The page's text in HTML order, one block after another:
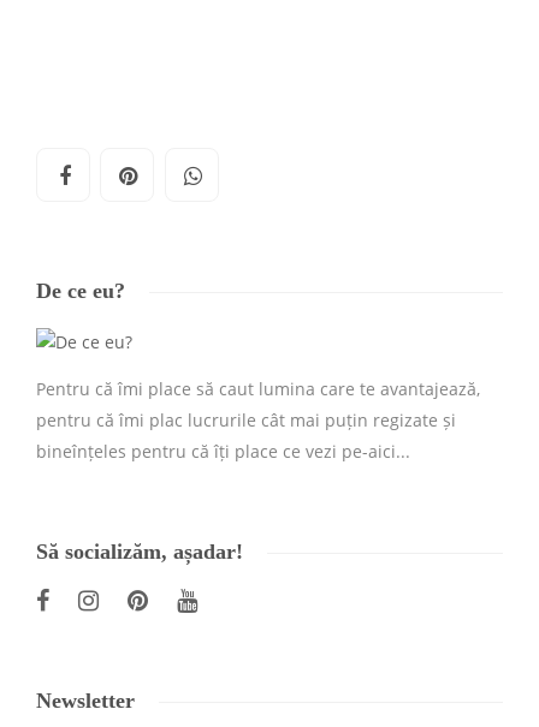
De ce eu?
Pentru că îmi place să caut lumina care te avantajează,
pentru că îmi plac lucrurile cât mai puțin regizate și
bineînțeles pentru că îți place ce vezi pe-aici...
Să socializăm, așadar!
Newsletter